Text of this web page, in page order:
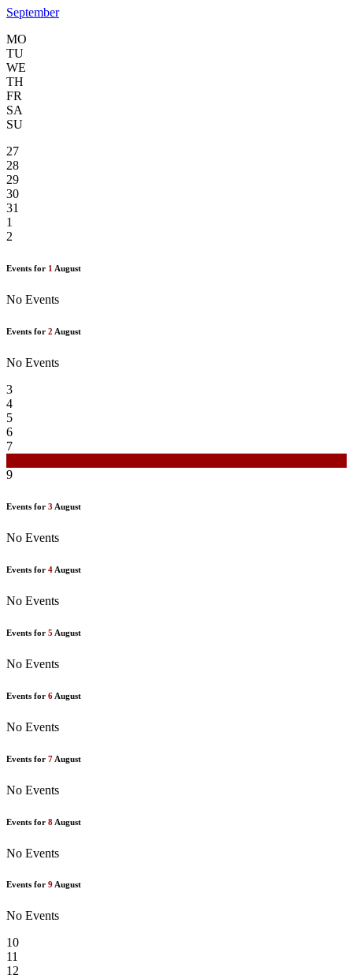
September
MO
TU
WE
TH
FR
SA
SU
27
28
29
30
31
1
2
Events for 1 August
No Events
Events for 2 August
No Events
3
4
5
6
7
9
Events for 3 August
No Events
Events for 4 August
No Events
Events for 5 August
No Events
Events for 6 August
No Events
Events for 7 August
No Events
Events for 8 August
No Events
Events for 9 August
No Events
10
11
12